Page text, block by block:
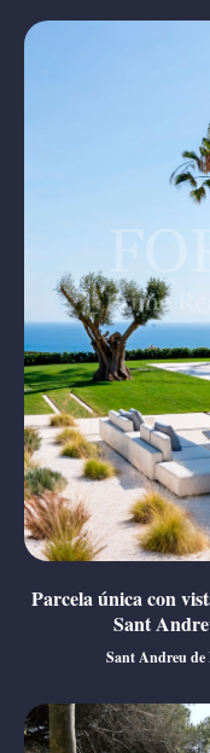
Parcela única con
Sant
Sant Andreu de